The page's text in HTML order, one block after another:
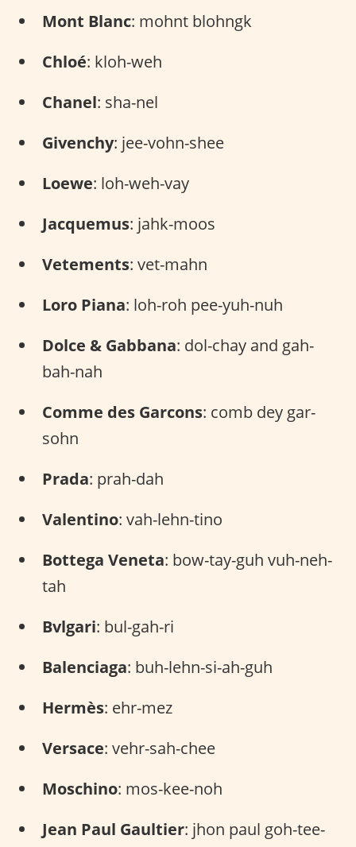
Mont Blanc: mohnt blohngk
Chloé: kloh-weh
Chanel: sha-nel
Givenchy: jee-vohn-shee
Loewe: loh-weh-vay
Jacquemus: jahk-moos
Vetements: vet-mahn
Loro Piana: loh-roh pee-yuh-nuh
Dolce & Gabbana: dol-chay and gah-
bah-nah
Comme des Garcons: comb dey gar-
sohn
Prada: prah-dah
Valentino: vah-lehn-tino
Bottega Veneta: bow-tay-guh vuh-neh-
tah
Bvlgari: bul-gah-ri
Balenciaga: buh-lehn-si-ah-guh
Hermès: ehr-mez
Versace: vehr-sah-chee
Moschino: mos-kee-noh
Jean Paul Gaultier: jhon paul goh-tee-